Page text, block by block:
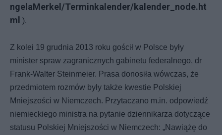
ngelaMerkel/Terminkalender/kalender_node.ht
ml ).
Z kolei 19 grudnia 2013 roku gościł w Polsce były
minister spraw zagranicznych gabinetu federalnego, dr
Frank-Walter Steinmeier. Prasa donosiła wówczas, że
przedmiotem rozmów były także kwestie Polskiej
Mniejszości w Niemczech. Przytaczano m.in. odpowiedź
niemieckiego ministra na pytanie dziennikarza dotyczące
statusu Polskiej Mniejszości w Niemczech: „Nawiążę do